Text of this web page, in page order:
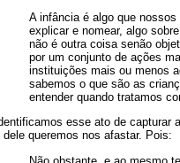
A infância é algo que
explicar e nomear, algo
não é outra coisa senão
por um conjunto de ações
instituições mais ou menos
sabemos o que são as
entender quando tratamos
esse ato de capturar
dele queremos nos afastar. Pois: